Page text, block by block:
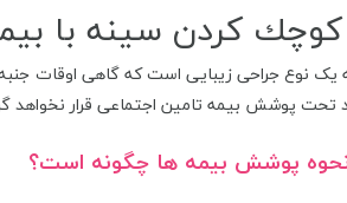
كردن سينه با
نوع جراحی زیبایی است که گاهی اوقات جنبه
تحت پوشش بیمه تامین اجتماعی قرار نخواهد
پوشش بیمه ها چگونه است؟